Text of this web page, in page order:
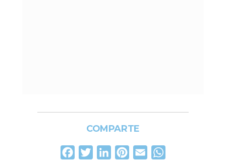
COMPARTE
FacebookTwitterLinkedInPinterest
Email